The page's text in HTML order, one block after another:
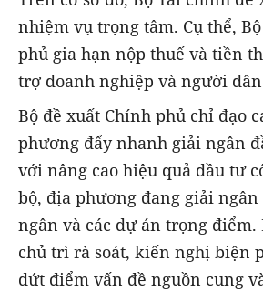
nhiệm vụ trọng tâm. Cụ thể,
phủ gia hạn nộp thuế và tiền
trợ doanh nghiệp và người
Bộ đề xuất Chính phủ chỉ đạo
phương đẩy nhanh giải ngân
với nâng cao hiệu quả đầu tư
bộ, địa phương đang giải
ngân và các dự án trọng điểm.
chủ trì rà soát, kiến nghị biện
dứt điểm vấn đề nguồn cung